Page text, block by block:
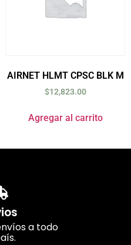
AIRNET HLMT CPSC BLK M
$12,823.00
Agregar al carrito
a todo